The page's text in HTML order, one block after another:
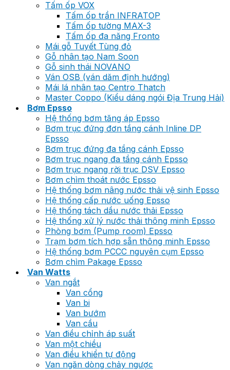
Tấm ốp VOX
Tấm ốp trần INFRATOP
Tấm ốp tường MAX-3
Tấm ốp đa năng Fronto
Mái gỗ Tuyết Tùng đỏ
Gỗ nhân tạo Nam Soon
Gỗ sinh thái NOVANO
Ván OSB (ván dăm định hướng)
Mái lá nhân tạo Centro Thatch
Master Coppo (Kiểu dáng ngói Địa Trung Hải)
Bơm Epsso
Hệ thống bơm tăng áp Epsso
Bơm trục đứng đơn tầng cánh Inline DP
Epsso
Bơm trục đứng đa tầng cánh Epsso
Bơm trục ngang đa tầng cánh Epsso
Bơm trục ngang rời trục DSV Epsso
Bơm chìm thoát nước Epsso
Hệ thống bơm nâng nước thải vệ sinh Epsso
Hệ thống cấp nước uống Epsso
Hệ thống tách dầu nước thải Epsso
Hệ thống xử lý nước thải thông minh Epsso
Phòng bơm (Pump room) Epsso
Trạm bơm tích hợp sẵn thông minh Epsso
Hệ thống bơm PCCC nguyên cụm Epsso
Bơm chìm Pakage Epsso
Van Watts
Van ngắt
Van cổng
Van bi
Van bướm
Van cầu
Van điều chỉnh áp suất
Van một chiều
Van điều khiển tự động
Van ngăn dòng chảy ngược